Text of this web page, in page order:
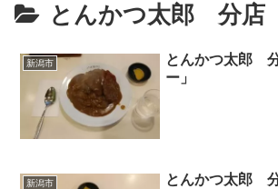
とんかつ太郎 分店
新潟市
とんかつ太郎
ー」
新潟市 とんかつ太郎